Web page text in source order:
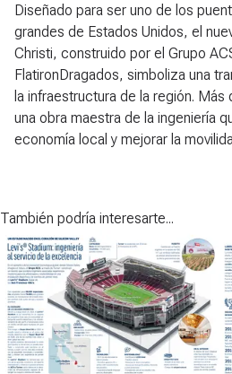
Diseñado para ser uno de los
grandes de Estados Unidos, el
Christi, construido por el Grupo
FlatironDragados, simboliza una
la infraestructura de la región. Más
una obra maestra de la ingeniería
economía local y mejorar la
También podría interesarte...